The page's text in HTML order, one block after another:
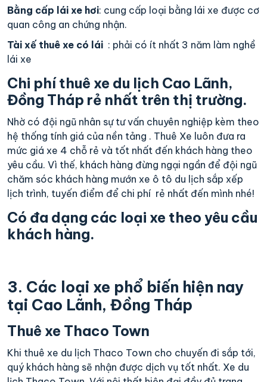
Bằng cấp lái xe hơi: cung cấp loại bằng lái xe được cơ
quan công an chứng nhận.
Tài xế thuê xe có lái : phải có ít nhất 3 năm làm nghề
lái xe
Chi phí thuê xe du lịch Cao Lãnh,
Đồng Tháp rẻ nhất trên thị trường.
Nhờ có đội ngũ nhân sự tư vấn chuyên nghiệp kèm theo
hệ thống tính giá của nền tảng . Thuê Xe luôn đưa ra
mức giá xe 4 chỗ rẻ và tốt nhất đến khách hàng theo
yêu cầu. Vì thế, khách hàng đừng ngại ngần để đội ngũ
chăm sóc khách hàng mướn xe ô tô du lịch sắp xếp
lịch trình, tuyến điểm để chi phí rẻ nhất đến mình nhé!
Có đa dạng các loại xe theo yêu cầu
khách hàng.
3. Các loại xe phổ biến hiện nay
tại Cao Lãnh, Đồng Tháp
Thuê xe Thaco Town
Khi thuê xe du lịch Thaco Town cho chuyến đi sắp tới,
quý khách hàng sẽ nhận được dịch vụ tốt nhất. Xe du